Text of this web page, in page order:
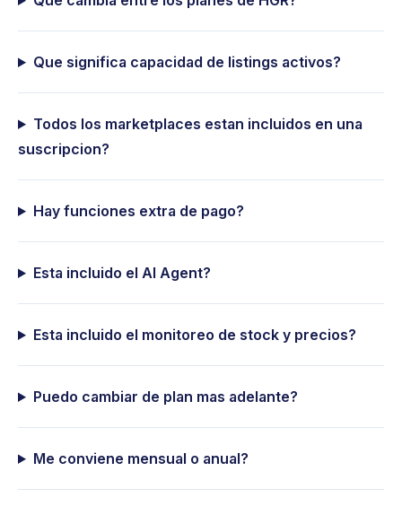
Que significa capacidad de listings activos?
Todos los marketplaces estan incluidos en una
suscripcion?
Hay funciones extra de pago?
Esta incluido el AI Agent?
Esta incluido el monitoreo de stock y precios?
Puedo cambiar de plan mas adelante?
Me conviene mensual o anual?